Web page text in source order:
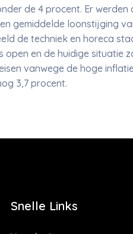
de 4 procent. Er
gemiddelde loonstijging
de techniek en horeca
en de huidige situatie
vanwege de hoge
3,7 procent.
Snelle Links